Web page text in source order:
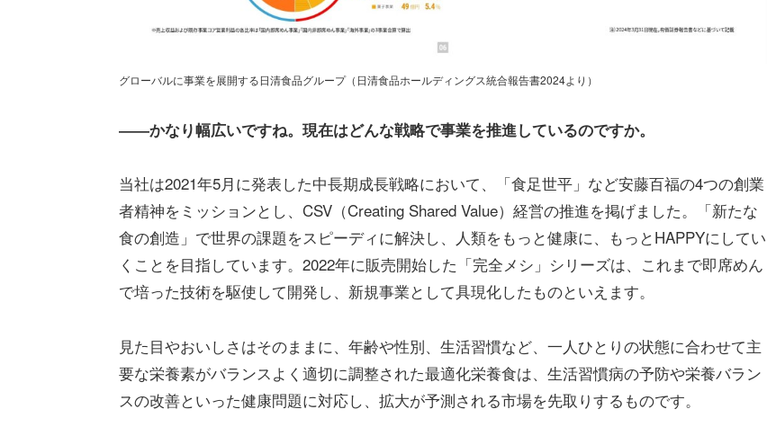
グローバルに事業を展開する日清食品グループ（日清食品ホールディングス統合報告書2024より）
――かなり幅広いですね。現在はどんな戦略で事業を推進しているのですか。
当社は2021年5月に発表した中長期成長戦略において、「食足世平」など安藤百福の4つの創業
者精神をミッションとし、CSV（Creating Shared Value）経営の推進を掲げました。「新たな
食の創造」で世界の課題をスピーディに解決し、人類をもっと健康に、もっとHAPPYにしてい
くことを目指しています。2022年に販売開始した「完全メシ」シリーズは、これまで即席めん
で培った技術を駆使して開発し、新規事業として具現化したものといえます。
見た目やおいしさはそのままに、年齢や性別、生活習慣など、一人ひとりの状態に合わせて主
要な栄養素がバランスよく適切に調整された最適化栄養食は、生活習慣病の予防や栄養バラン
スの改善といった健康問題に対応し、拡大が予測される市場を先取りするものです。